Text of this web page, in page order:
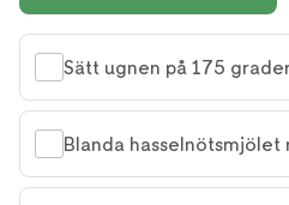
Sätt ugnen på 175
Blanda